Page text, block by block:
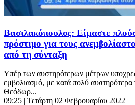
Βασιλακόπουλος: Είμαστε
πρόστιμο για τους
από τη σύνταξη
Υπέρ των αυστηρότερων μέτρων
εμβολιασμό, με κατά πολύ αυστηρότερα
Θεόδωρ...
09:25 | Τετάρτη 02 Φεβρουαρίου 2022